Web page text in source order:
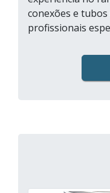
conexões e
profissionais